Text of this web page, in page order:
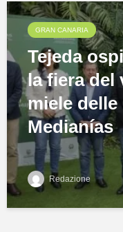
GRAN CANARIA
Tejeda
la fiera del
miele delle
Medianías
Redazione